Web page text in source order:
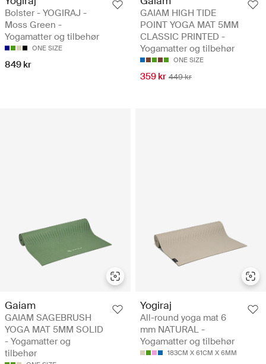
Bolster - YOGIRAJ -
Moss Green -
Yogamatter og tilbehør
ONE SIZE
849 kr
GAIAM HIGH TIDE
POINT YOGA MAT 5MM
CLASSIC PRINTED -
Yogamatter og tilbehør
ONE SIZE
359 kr 449 kr
Gaiam
GAIAM SAGEBRUSH
YOGA MAT 5MM SOLID
- Yogamatter og
tilbehør
Yogiraj
All-round yoga mat 6
mm NATURAL -
Yogamatter og tilbehør
183CM X 61CM X 6MM